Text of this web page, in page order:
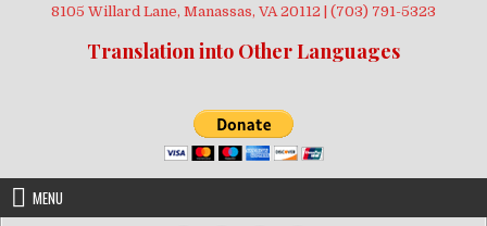
8105 Willard Lane, Manassas, VA 20112 | (703) 791-5323
Translation into Other Languages
MENU